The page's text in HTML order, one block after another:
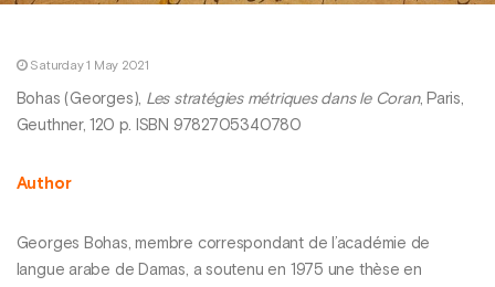
Saturday 1 May 2021
Bohas (Georges), Les stratégies métriques dans le Coran, Paris,
Geuthner, 120 p. ISBN 9782705340780
Author
Georges Bohas, membre correspondant de l’académie de
langue arabe de Damas, a soutenu en 1975 une thèse en